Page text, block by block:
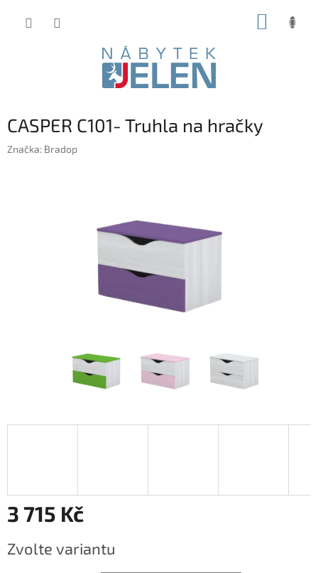
CASPER C101- Truhla na hračky
Značka: Bradop
3 715 Kč
cena:
Zvolte variantu